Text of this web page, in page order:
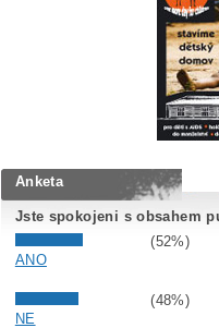
Anketa
Jste spokojeni s obsahem
(52%)
ANO
(48%)
NE